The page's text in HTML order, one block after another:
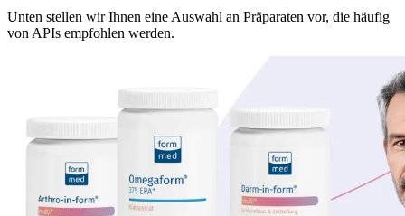
Unten stellen wir Ihnen eine Auswahl an Präparaten vor, die häufig
von APIs empfohlen werden.